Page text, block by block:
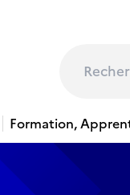
Formation,